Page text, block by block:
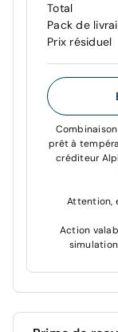
Total
Pack de
Prix résiduel
prêt à
créditeur
Attention,
Action